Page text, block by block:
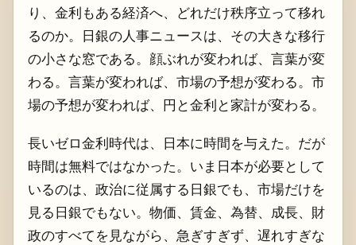
り、金利もある経済へ、どれだけ秩序立って移れ
るのか。日銀の人事ニュースは、その大きな移行
の小さな窓である。顔ぶれが変われば、言葉が変
わる。言葉が変われば、市場の予想が変わる。市
場の予想が変われば、円と金利と家計が変わる。
長いゼロ金利時代は、日本に時間を与えた。だが
時間は無料ではなかった。いま日本が必要として
いるのは、政治に従属する日銀でも、市場だけを
見る日銀でもない。物価、賃金、為替、成長、財
政のすべてを見ながら、急ぎすぎず、遅れすぎな